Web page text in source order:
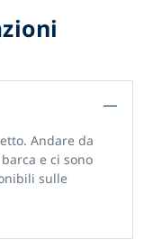
Andare da
e ci sono
sulle